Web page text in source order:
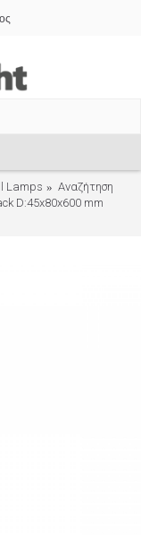
Lamps
Αναζήτηση
D:45x80x600 mm